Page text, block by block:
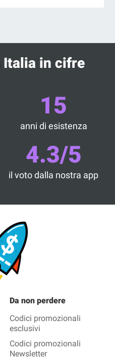
Italia in cifre
15
anni di esistenza
4.3/5
il voto dalla nostra app
Da non perdere
Codici promozionali
esclusivi
Codici promozionali
Newsletter